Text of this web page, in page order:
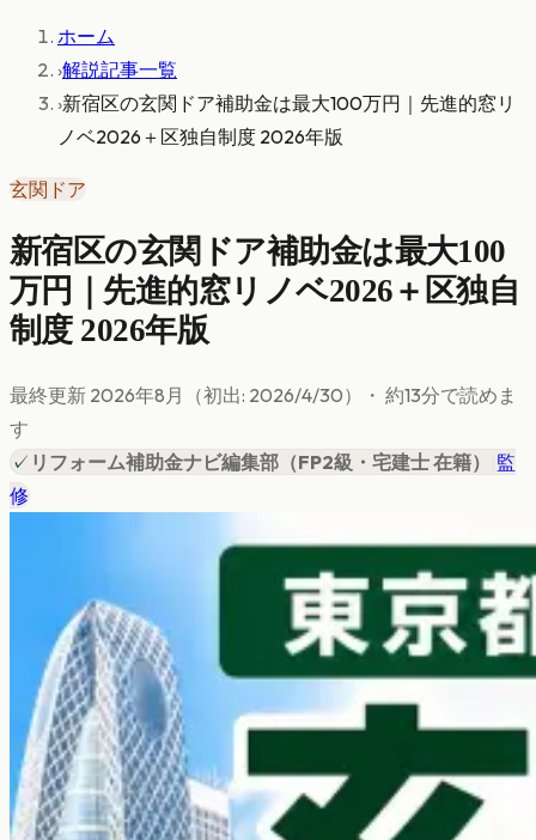
ホーム
›解説記事一覧
›新宿区の玄関ドア補助金は最大100万円｜先進的窓リ
ノベ2026＋区独自制度 2026年版
玄関ドア
新宿区の玄関ドア補助金は最大100
万円｜先進的窓リノベ2026＋区独自
制度 2026年版
最終更新 2026年8月 （初出: 2026/4/30） ・ 約13分で読めま
す
✓ リフォーム補助金ナビ編集部 （FP2級・宅建士 在籍）
監
修